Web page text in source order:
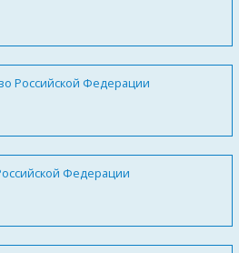
Российской Федерации
Федерации